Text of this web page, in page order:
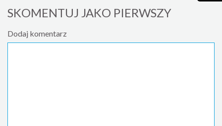
SKOMENTUJ JAKO PIERWSZY
Dodaj komentarz